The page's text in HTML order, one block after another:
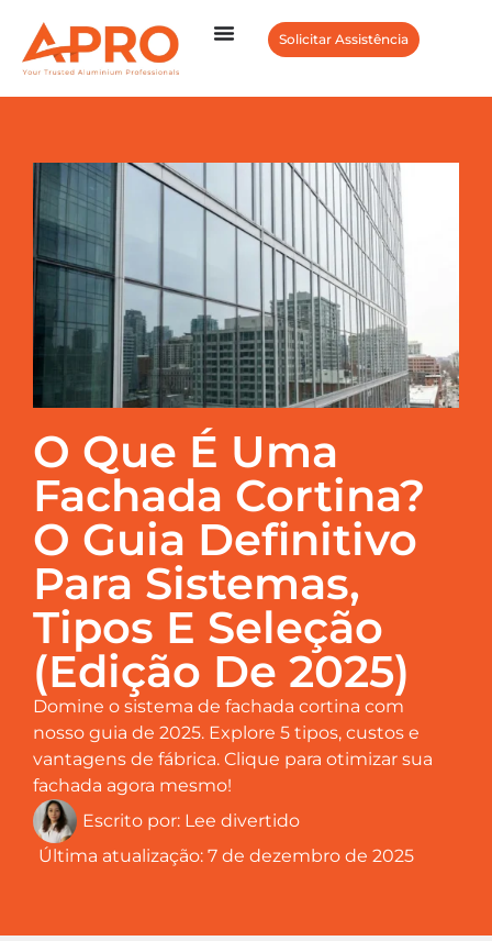
Solicitar Assistência
O Que É Uma
Fachada Cortina?
O Guia Definitivo
Para Sistemas,
Tipos E Seleção
(edição De 2025)
Domine o sistema de fachada cortina com
nosso guia de 2025. Explore 5 tipos, custos e
vantagens de fábrica. Clique para otimizar sua
fachada agora mesmo!
Escrito por: Lee divertido
Última atualização: 7 de dezembro de 2025